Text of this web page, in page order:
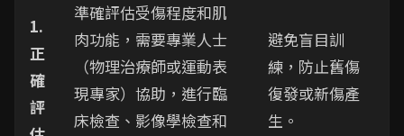
1.
正
確
評
準確評估受傷程度和肌
肉功能，需要專業人士
（物理治療師或運動表
現專家）協助，進行臨
床檢查、影像學檢查和
避免盲目訓
練，防止舊傷
復發或新傷產
生。